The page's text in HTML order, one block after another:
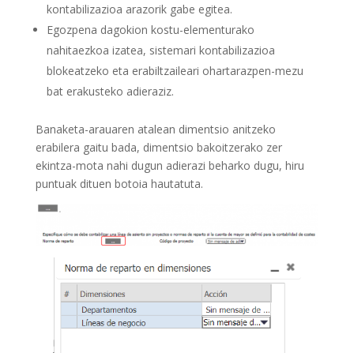
kontabilizazioa arazorik gabe egitea.
Egozpena dagokion kostu-elementurako
nahitaezkoa izatea, sistemari kontabilizazioa
blokeatzeko eta erabiltzaileari ohartarazpen-mezu
bat erakusteko adieraziz.
Banaketa-arauaren atalean dimentsio anitzeko
erabilera gaitu bada, dimentsio bakoitzerako zer
ekintza-mota nahi dugun adierazi beharko dugu, hiru
puntuak dituen botoia hautatuta.